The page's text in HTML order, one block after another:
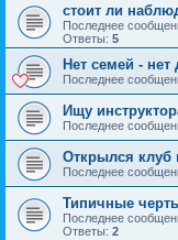
стоит ли
Последнее
Ответы: 5
Нет семей - нет
Последнее
Ищу
Последнее
Открылся клуб
Последнее
Типичные
Последнее
Ответы: 2